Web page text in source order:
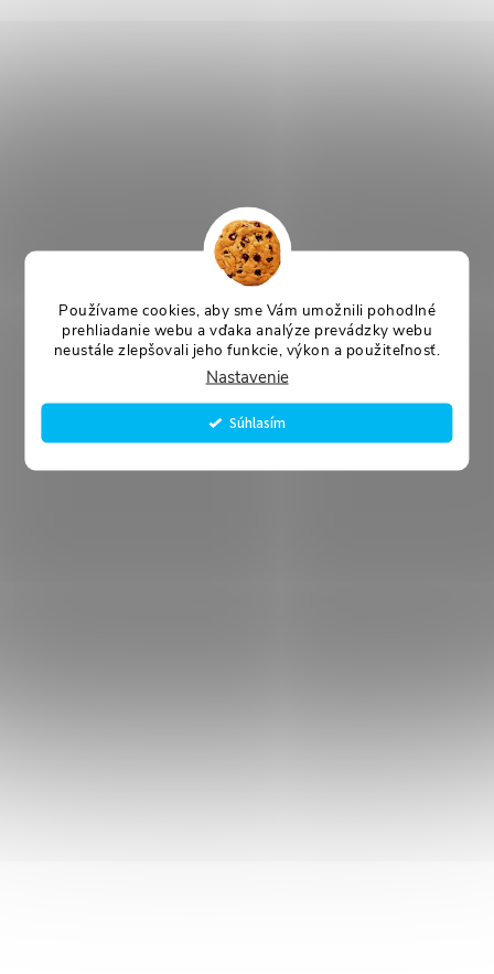
Používame cookies, aby sme Vám umožnili pohodlné
prehliadanie webu a vďaka analýze prevádzky webu
neustále zlepšovali jeho funkcie, výkon a použiteľnosť.
Nastavenie
Súhlasím